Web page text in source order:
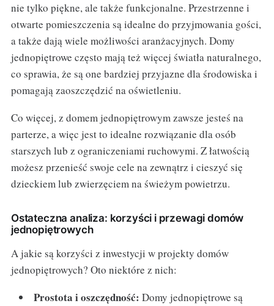
nie tylko piękne, ale także funkcjonalne. Przestrzenne i
otwarte pomieszczenia są idealne do przyjmowania gości,
a także dają wiele możliwości aranżacyjnych. Domy
jednopiętrowe często mają też więcej światła naturalnego,
co sprawia, że są one bardziej przyjazne dla środowiska i
pomagają zaoszczędzić na oświetleniu.
Co więcej, z domem jednopiętrowym zawsze jesteś na
parterze, a więc jest to idealne rozwiązanie dla osób
starszych lub z ograniczeniami ruchowymi. Z łatwością
możesz przenieść swoje cele na zewnątrz i cieszyć się
dzieckiem lub zwierzęciem na świeżym powietrzu.
Ostateczna analiza: korzyści i przewagi domów
jednopiętrowych
A jakie są korzyści z inwestycji w projekty domów
jednopiętrowych? Oto niektóre z nich:
Prostota i oszczędność: Domy jednopiętrowe są